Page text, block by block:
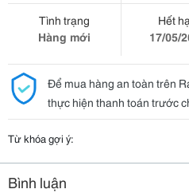
Tình trạng
Hàng mới
Hết
17/05/
Để mua hàng an toàn trên
thực hiện thanh toán trước
Từ khóa gợi ý:
Bình luận